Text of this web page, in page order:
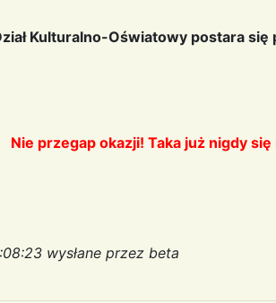
Kulturalno-Oświatowy postara
Nie przegap okazji! Taka już nigdy
wysłane przez beta